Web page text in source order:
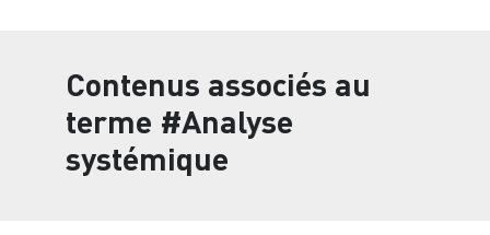
Contenus associés au
terme #Analyse
systémique